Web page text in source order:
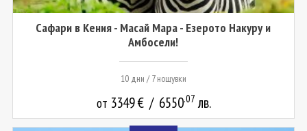
Сафари в Кения - Масай Мара - Езерото Накуру и
Амбосели!
10 дни / 7 нощувки
от 3349€ / 6550.07 лв.